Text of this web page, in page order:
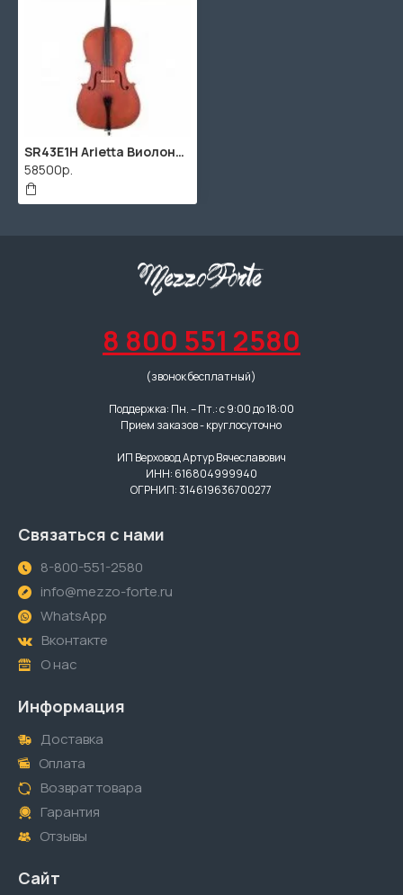
SR43E1H Arietta Виолончель студенческая 1/4, в футляре со смычком, Scherl & Roth
58500р.
8 800 551 2580
(звонок бесплатный)
Поддержка: Пн. – Пт.: с 9:00 до 18:00
Прием заказов - круглосуточно
ИП Верховод Артур Вячеславович
ИНН: 616804999940
ОГРНИП: 314619636700277
Связаться с нами
8-800-551-2580
info@mezzo-forte.ru
WhatsApp
Вконтакте
О нас
Информация
Доставка
Оплата
Возврат товара
Гарантия
Отзывы
Сайт